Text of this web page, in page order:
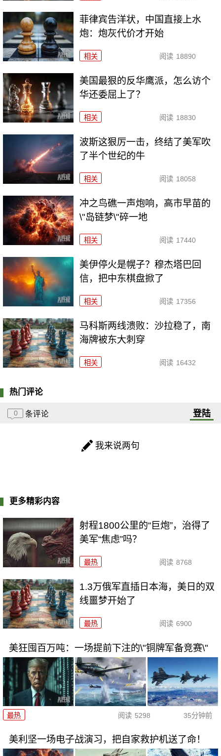
菲律宾告洋状，中国直接上水
炮：炮灰代价才开始
相关 阅读 18890
美国最狠的反华鹰派，怎么访个
华还委屈上了？
相关 阅读 18830
波斯这狠厉一击，终结了美军吹
了半个世纪的牛
相关 阅读 18058
冲之鸟礁一声炮响，高市早苗的
\"岛链梦\"碎一地
相关 阅读 17440
美伊停火是幌子？穆杰塔巴回
信，把中东棋盘掀了
相关 阅读 17356
马科斯两线溃败：沙拉稳了，南
海牌被东大刺穿
相关 阅读 16432
热门评论
0 条评论 登陆
我来说两句
更多精彩内容
射程1800公里的“巨炮”，治得了
美军“焦虑”吗？
最热 阅读 8768
1.3万俄军直插日本海，美日的双
线噩梦开始了
最热 阅读 6900
美狂囤百万吨：一场提前下注的\"铜牌军备竞赛\"
最热 阅读 5298 35分钟前
美利坚一场电子战演习，把自家救护机送了命！